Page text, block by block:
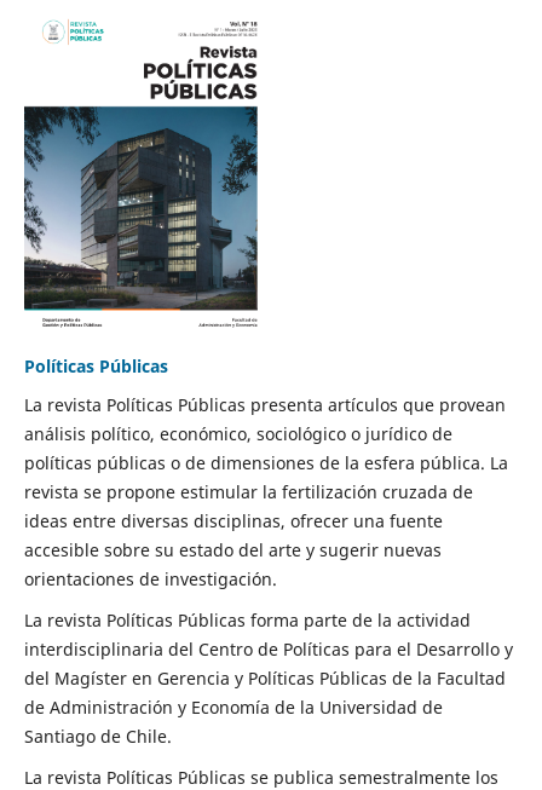
Políticas Públicas
La revista Políticas Públicas presenta artículos que provean
análisis político, económico, sociológico o jurídico de
políticas públicas o de dimensiones de la esfera pública. La
revista se propone estimular la fertilización cruzada de
ideas entre diversas disciplinas, ofrecer una fuente
accesible sobre su estado del arte y sugerir nuevas
orientaciones de investigación.
La revista Políticas Públicas forma parte de la actividad
interdisciplinaria del Centro de Políticas para el Desarrollo y
del Magíster en Gerencia y Políticas Públicas de la Facultad
de Administración y Economía de la Universidad de
Santiago de Chile.
La revista Políticas Públicas se publica semestralmente los